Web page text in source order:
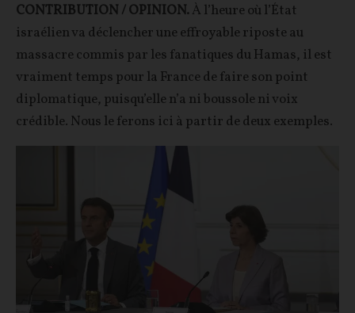
CONTRIBUTION / OPINION.À l’heure où l’État
israélien va déclencher une effroyable riposte au
massacre commis par les fanatiques du Hamas, il est
vraiment temps pour la France de faire son point
diplomatique, puisqu’elle n’a ni boussole ni voix
crédible. Nous le ferons ici à partir de deux exemples.